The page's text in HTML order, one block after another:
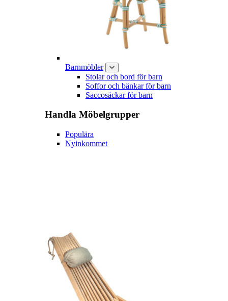
Barnmöbler
Stolar och bord för barn
Soffor och bänkar för barn
Saccosäckar för barn
Handla Möbelgrupper
Populära
Nyinkommet